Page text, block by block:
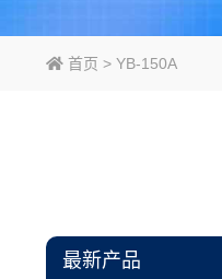
首页 > YB-150A
最新产品